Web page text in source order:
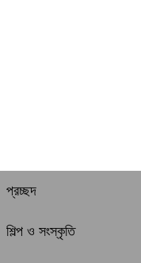
প্রচ্ছদ
শিল্প ও সংস্কৃতি